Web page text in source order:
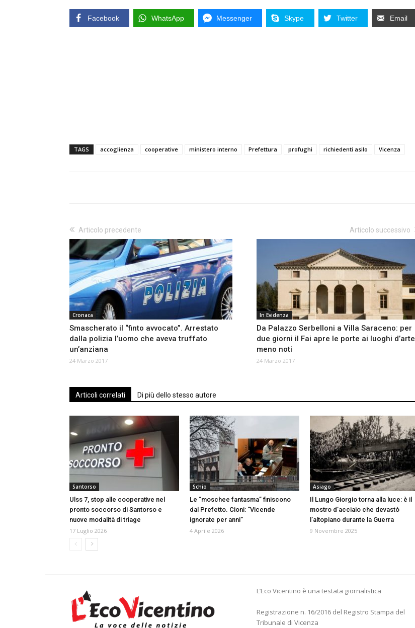
Facebook WhatsApp Messenger Skype Twitter Email
TAGS accoglienza cooperative ministero interno Prefettura profughi richiedenti asilo Vicenza
Articolo precedente
Cronaca
Smascherato il “finto avvocato”. Arrestato
dalla polizia l’uomo che aveva truffato
un’anziana
24 Marzo 2017
Articolo successivo
In Evidenza
Da Palazzo Serbelloni a Villa Saraceno: per
due giorni il Fai apre le porte ai luoghi d’arte
meno noti
24 Marzo 2017
Articoli correlati Di più dello stesso autore
Santorso
Ulss 7, stop alle cooperative nel
pronto soccorso di Santorso e
nuove modalità di triage
17 Luglio 2026
Schio
Le “moschee fantasma” finiscono
dal Prefetto. Cioni: “Vicende
ignorate per anni”
4 Aprile 2026
Asiago
Il Lungo Giorgio torna alla luce: è il
mostro d’acciaio che devastò
l’altopiano durante la Guerra
9 Novembre 2025
L’Eco Vicentino è una testata giornalistica
Registrazione n. 16/2016 del Registro Stampa del
Tribunale di Vicenza